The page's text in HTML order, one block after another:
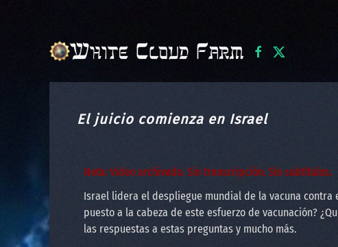
El juicio comienza en Israel
Nota: Video archivado. Sin transcripción. Sin subtítulos.
Israel lidera el despliegue mundial de la vacuna contra
puesto a la cabeza de este esfuerzo de vacunación?
las respuestas a estas preguntas y mucho más.